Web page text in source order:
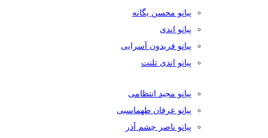
پیانو محسن یگانه
پیانو اندی
پیانو فریدون آسرایی
پیانو اندی تلنت
پیانو مجید انتظامی
پیانو عرفان طهماسبی
پیانو ناصر چشم آذر